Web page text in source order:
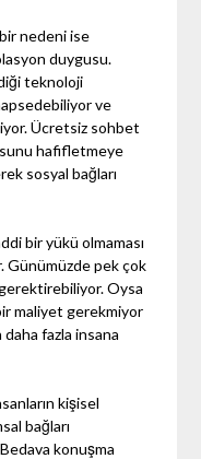
nedeni ise
duygusu.
teknoloji
ve
Ücretsiz sohbet
hafifletmeye
sosyal bağları
bir yükü olmaması
Günümüzde pek çok
Oysa
maliyet gerekmiyor
daha fazla insana
kişisel
bağları
konuşma